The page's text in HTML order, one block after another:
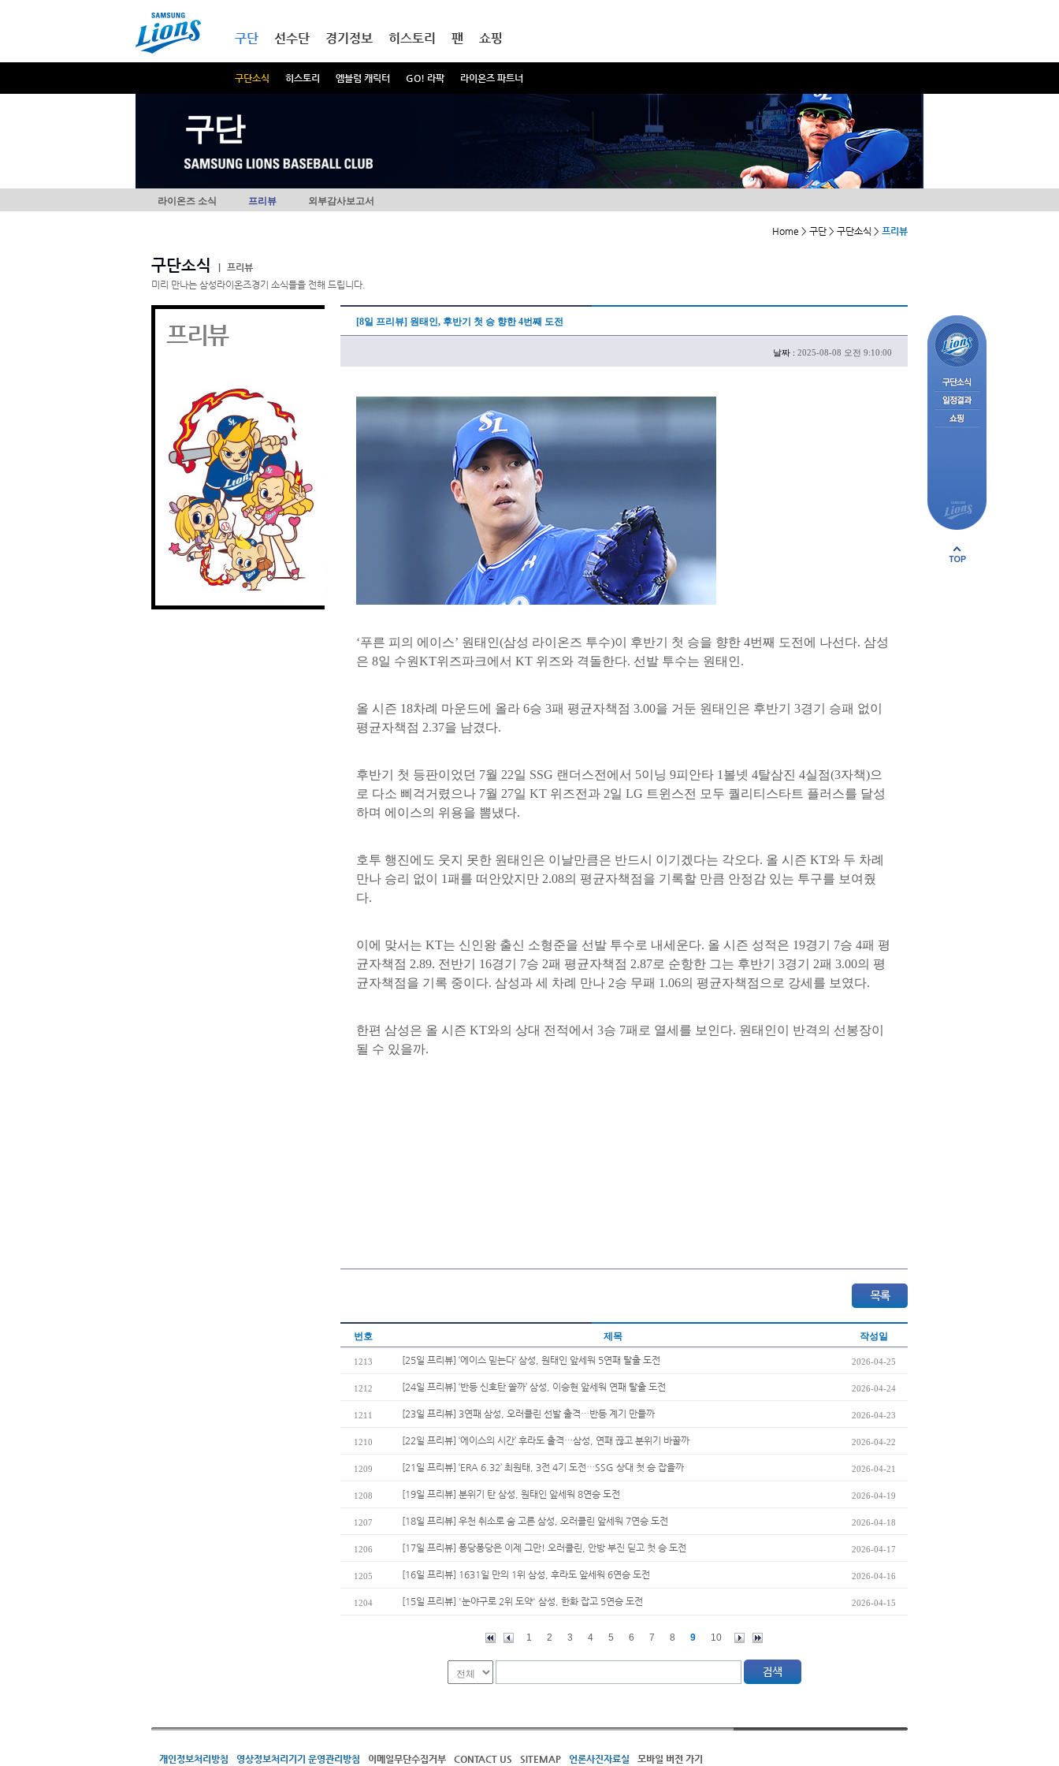
구단
구단소식 히스토리 엠블럼 캐릭터 GO! 라팍 라이온즈 파트너
선수단 경기정보 히스토리 팬 쇼핑
구단
라이온즈 소식 프리뷰 외부감사보고서
Home > 구단 > 구단소식 > 프리뷰
구단소식
프리뷰
미리 만나는 삼성라이온즈경기 소식들을 전해 드립니다.
프리뷰 [8일 프리뷰] 원태인, 후반기 첫 승 향한 4번째 도전
날짜 : 2025-08-08 오전 9:10:00
‘푸른 피의 에이스’ 원태인(삼성 라이온즈 투수)이 후반기 첫 승을 향한 4번째 도전에 나선다. 삼성
은 8일 수원KT위즈파크에서 KT 위즈와 격돌한다. 선발 투수는 원태인.
올 시즌 18차례 마운드에 올라 6승 3패 평균자책점 3.00을 거둔 원태인은 후반기 3경기 승패 없이
평균자책점 2.37을 남겼다.
후반기 첫 등판이었던 7월 22일 SSG 랜더스전에서 5이닝 9피안타 1볼넷 4탈삼진 4실점(3자책)으
로 다소 삐걱거렸으나 7월 27일 KT 위즈전과 2일 LG 트윈스전 모두 퀄리티스타트 플러스를 달성
하며 에이스의 위용을 뽐냈다.
호투 행진에도 웃지 못한 원태인은 이날만큼은 반드시 이기겠다는 각오다. 올 시즌 KT와 두 차례
만나 승리 없이 1패를 떠안았지만 2.08의 평균자책점을 기록할 만큼 안정감 있는 투구를 보여줬
다.
이에 맞서는 KT는 신인왕 출신 소형준을 선발 투수로 내세운다. 올 시즌 성적은 19경기 7승 4패 평
균자책점 2.89. 전반기 16경기 7승 2패 평균자책점 2.87로 순항한 그는 후반기 3경기 2패 3.00의 평
균자책점을 기록 중이다. 삼성과 세 차례 만나 2승 무패 1.06의 평균자책점으로 강세를 보였다.
한편 삼성은 올 시즌 KT와의 상대 전적에서 3승 7패로 열세를 보인다. 원태인이 반격의 선봉장이
될 수 있을까.
번호 제목 작성일
1213 [25일 프리뷰] ‘에이스 믿는다’ 삼성, 원태인 앞세워 5연패 탈출 도전 2026-04-25
1212 [24일 프리뷰] ‘반등 신호탄 쏠까’ 삼성, 이승현 앞세워 연패 탈출 도전 2026-04-24
1211 [23일 프리뷰] 3연패 삼성, 오러클린 선발 출격…반등 계기 만들까 2026-04-23
1210 [22일 프리뷰] ‘에이스의 시간’ 후라도 출격…삼성, 연패 끊고 분위기 바꿀까 2026-04-22
1209 [21일 프리뷰] ‘ERA 6.32’ 최원태, 3전 4기 도전…SSG 상대 첫 승 잡을까 2026-04-21
1208 [19일 프리뷰] 분위기 탄 삼성, 원태인 앞세워 8연승 도전 2026-04-19
1207 [18일 프리뷰] 우천 취소로 숨 고른 삼성, 오러클린 앞세워 7연승 도전 2026-04-18
1206 [17일 프리뷰] 퐁당퐁당은 이제 그만! 오러클린, 안방 부진 딛고 첫 승 도전 2026-04-17
1205 [16일 프리뷰] 1631일 만의 1위 삼성, 후라도 앞세워 6연승 도전 2026-04-16
1204 [15일 프리뷰] '눈야구로 2위 도약' 삼성, 한화 잡고 5연승 도전 2026-04-15
1 2 3 4 5 6 7 8 9 10
개인정보처리방침 영상정보처리기기 운영관리방침 이메일무단수집거부 CONTACT US SITEMAP 언론사진자료실 모바일 버전 가기